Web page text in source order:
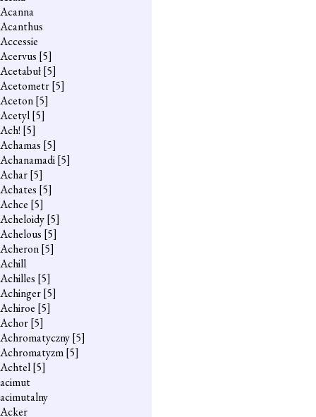
Acanna
Acanthus
Accessie
Acervus [5]
Acetabuł[5]
Acetometr[5]
Aceton[5]
Acetyl[5]
Ach! [5]
Achamas [5]
Achanamadi[5]
Achar[5]
Achates [5]
Achce [5]
Acheloidy[5]
Achelous [5]
Acheron[5]
Achill
Achilles [5]
Achinger[5]
Achiroe [5]
Achor[5]
Achromatyczny[5]
Achromatyzm[5]
Achtel[5]
acimut
acimutalny
Acker